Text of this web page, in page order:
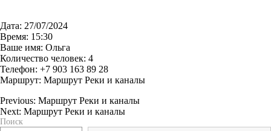
Дата: 27/07/2024
Время: 15:30
Ваше имя: Ольга
Количество человек: 4
Телефон: +7 903 163 89 28
Маршрут: Маршрут Реки и каналы
Навигация
Previous: Маршрут Реки и каналы
Next: Маршрут Реки и каналы
Поиск